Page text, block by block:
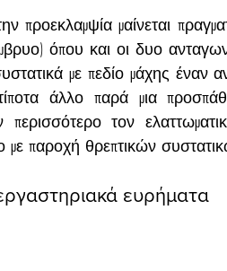
μαίνεται
όπου και οι δυο
με πεδίο μάχης έναν
άλλο παρά μια
τον
παροχή θρεπτικών
ευρήματα